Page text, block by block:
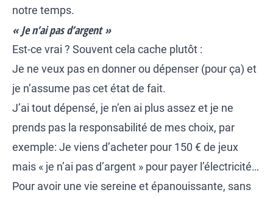
notre temps.
« Je n’ai pas d’argent »
Est-ce vrai ? Souvent cela cache plutôt :
Je ne veux pas en donner ou dépenser (pour ça) et
je n’assume pas cet état de fait.
J’ai tout dépensé, je n’en ai plus assez et je ne
prends pas la responsabilité de mes choix, par
exemple: Je viens d’acheter pour 150 € de jeux
mais « je n’ai pas d’argent » pour payer l’électricité…
Pour avoir une vie sereine et épanouissante, sans